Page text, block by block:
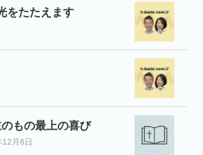
をたたえます
もの最上の喜び
月6日